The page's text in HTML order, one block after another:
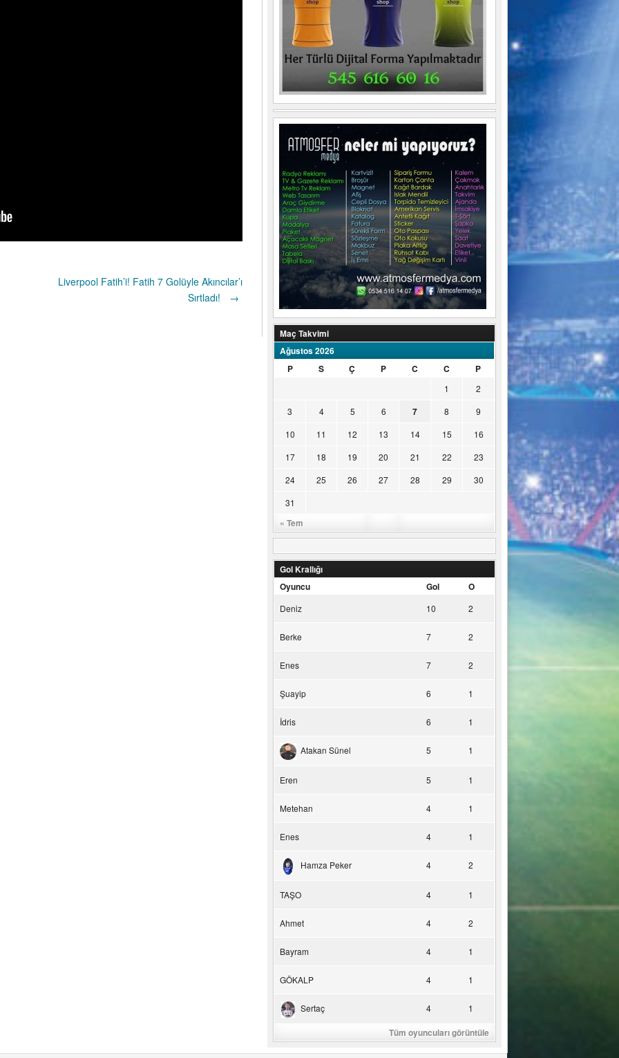
Liverpool Fatih’i! Fatih 7 Golüyle Akıncılar’ı
Sırtladı!
→
Maç Takvimi
Ağustos 2026
P
S Ç P C C P
« Tem
1
2
3
4 5 6 7 8
9
10
11 12 13 14 15
16
17
18 19 20 21 22
23
24
25 26 27 28 29
30
31
Gol Krallığı
Oyuncu
Gol O
Deniz 10 2
Berke 7 2
Enes 7 2
Şuayip 6 1
İdris 6 1
Atakan Sünel 5 1
Eren 5 1
Metehan 4 1
Enes 4 1
Hamza Peker 4 2
TAŞO 4 1
Ahmet 4 2
Bayram 4 1
GÖKALP 4 1
Sertaç 4 1
Tüm oyuncuları görüntüle